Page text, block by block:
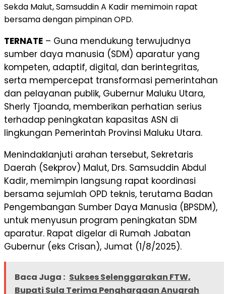
Sekda Malut, Samsuddin A Kadir memimoin rapat
bersama dengan pimpinan OPD.
TERNATE – Guna mendukung terwujudnya
sumber daya manusia (SDM) aparatur yang
kompeten, adaptif, digital, dan berintegritas,
serta mempercepat transformasi pemerintahan
dan pelayanan publik, Gubernur Maluku Utara,
Sherly Tjoanda, memberikan perhatian serius
terhadap peningkatan kapasitas ASN di
lingkungan Pemerintah Provinsi Maluku Utara.
Menindaklanjuti arahan tersebut, Sekretaris
Daerah (Sekprov) Malut, Drs. Samsuddin Abdul
Kadir, memimpin langsung rapat koordinasi
bersama sejumlah OPD teknis, terutama Badan
Pengembangan Sumber Daya Manusia (BPSDM),
untuk menyusun program peningkatan SDM
aparatur. Rapat digelar di Rumah Jabatan
Gubernur (eks Crisan), Jumat (1/8/2025).
Baca Juga : Sukses Selenggarakan FTW,
Bupati Sula Terima Penghargaan Anugrah